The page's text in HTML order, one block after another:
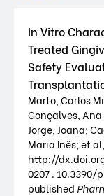
In Vitro
Treated
Safety
Marto, Carlos
Gonçalves,
Jorge, Joana;
Maria Inês; et
http://
0207 . 10.3390/
published